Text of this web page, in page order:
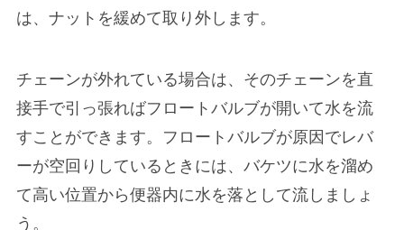
は、ナットを緩めて取り外します。
チェーンが外れている場合は、そのチェーンを直
接手で引っ張ればフロートバルブが開いて水を流
すことができます。フロートバルブが原因でレバ
ーが空回りしているときには、バケツに水を溜め
て高い位置から便器内に水を落として流しましょ
う。